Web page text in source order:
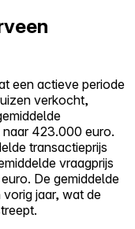
een actieve periode
verkocht,
423.000 euro.
transactieprijs
vraagprijs
De gemiddelde
jaar, wat de